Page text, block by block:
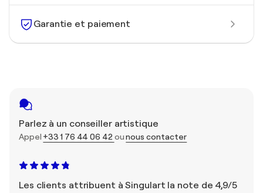
Garantie et paiement
Parlez à un conseiller artistique
Appel +33 1 76 44 06 42 ounous contacter
Les clients attribuent à Singulart la note de 4,9/5